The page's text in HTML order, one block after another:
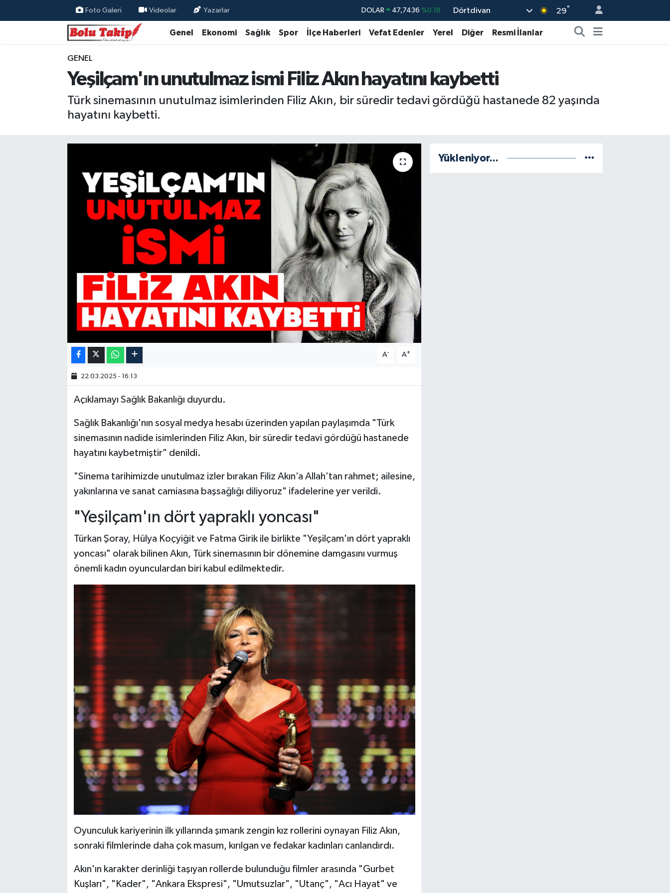
Foto Galeri Videolar Yazarlar DOLAR 47,7436 %0.18
EURO 55,2510 %0.32
BİST100 13.779 %-14
BITCOIN 64.840,97 %-0.15
Dörtdivan 29°
Genel Ekonomi Sağlık Spor İlçe Haberleri Vefat Edenler Yerel Diğer Resmi İlanlar
GENEL
Yeşilçam'ın unutulmaz ismi Filiz Akın hayatını kaybetti
Türk sinemasının unutulmaz isimlerinden Filiz Akın, bir süredir tedavi gördüğü hastanede 82 yaşında
hayatını kaybetti.
A- A+
22.03.2025 - 16:13
Açıklamayı Sağlık Bakanlığı duyurdu.
Sağlık Bakanlığı'nın sosyal medya hesabı üzerinden yapılan paylaşımda "Türk
sinemasının nadide isimlerinden Filiz Akın, bir süredir tedavi gördüğü hastanede
hayatını kaybetmiştir" denildi.
"Sinema tarihimizde unutulmaz izler bırakan Filiz Akın’a Allah’tan rahmet; ailesine,
yakınlarına ve sanat camiasına başsağlığı diliyoruz" ifadelerine yer verildi.
"Yeşilçam'ın dört yapraklı yoncası"
Türkan Şoray, Hülya Koçyiğit ve Fatma Girik ile birlikte "Yeşilçam'ın dört yapraklı
yoncası" olarak bilinen Akın, Türk sinemasının bir dönemine damgasını vurmuş
önemli kadın oyunculardan biri kabul edilmektedir.
Oyunculuk kariyerinin ilk yıllarında şımarık zengin kız rollerini oynayan Filiz Akın,
sonraki filmlerinde daha çok masum, kırılgan ve fedakar kadınları canlandırdı.
Akın'ın karakter derinliği taşıyan rollerde bulunduğu filmler arasında "Gurbet
Kuşları", "Kader", "Ankara Ekspresi", "Umutsuzlar", "Utanç", "Acı Hayat" ve
Yükleniyor...